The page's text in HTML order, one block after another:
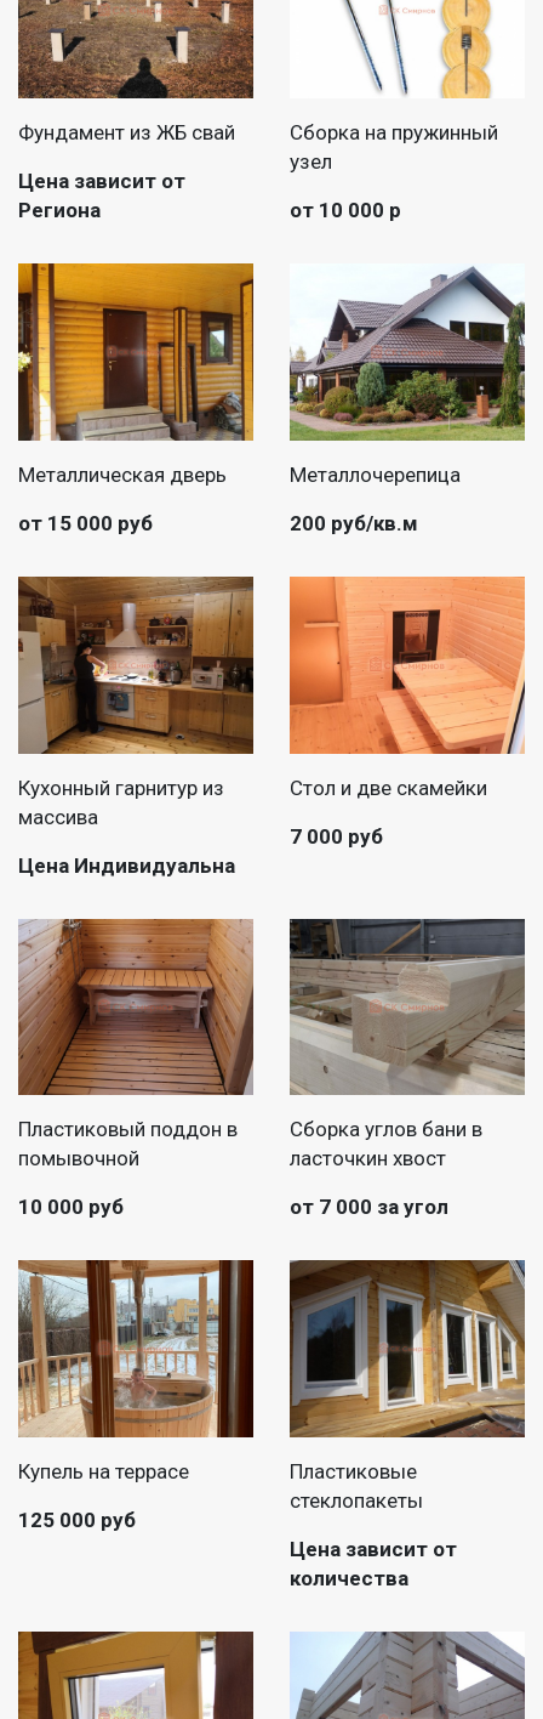
Фундамент из ЖБ свай
Цена зависит от
Региона
Сборка на пружинный
узел
от 10 000 р
Металлическая дверь
от 15 000 руб
Металлочерепица
200 руб/кв.м
Кухонный гарнитур из
массива
Цена Индивидуальна
Стол и две скамейки
7 000 руб
Пластиковый поддон в
помывочной
10 000 руб
Сборка углов бани в
ласточкин хвост
от 7 000 за угол
Купель на террасе
125 000 руб
Пластиковые
стеклопакеты
Цена зависит от
количества